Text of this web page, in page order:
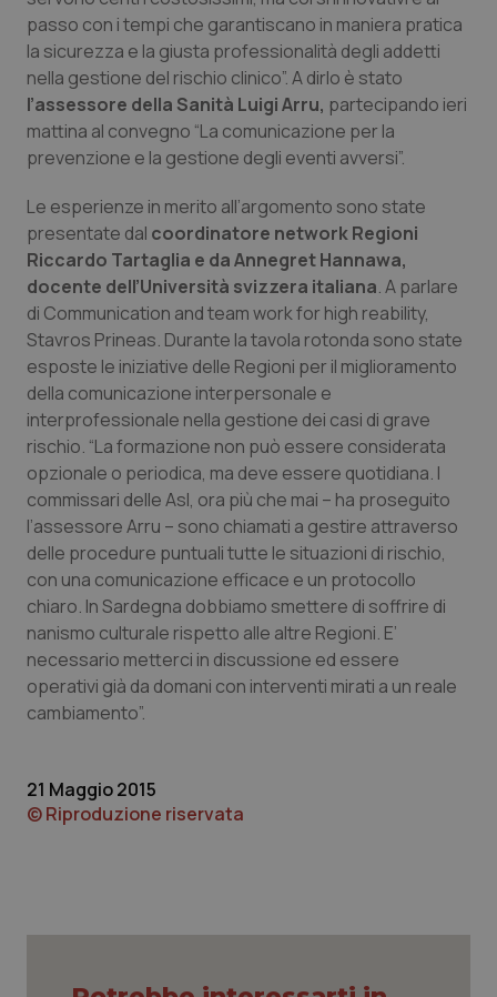
Calabria
Campania
Emilia-Romagna
Lazio
Liguria
Lombardia
Marche
Molise
Piemonte
Provincia Autonoma di Bolzano
Provincia Autonoma di Trento
Puglia
Sicilia
Umbria
Asma & BPCO
Car-T
Colesterolo & coronaropatie
Diabete & glucometri
Disturbi dell’umore
Dolore
Donna & Salute
Epatiti
HIV
Infezioni & Febbre
Ipertensione & Scompenso
Malattie rare
Neuroscienze & patologie neurodegenerative
Oftalmologia
passo con i tempi che garantiscano in maniera pratica
la sicurezza e la giusta professionalità degli addetti
nella gestione del rischio clinico”. A dirlo è stato
l’assessore della Sanità Luigi Arru, partecipando ieri
mattina al convegno “La comunicazione per la
prevenzione e la gestione degli eventi avversi”.
Le esperienze in merito all’argomento sono state
presentate dal coordinatore network Regioni
Riccardo Tartaglia e da Annegret Hannawa,
docente dell’Università svizzera italiana. A parlare
di Communication and team work for high reability,
Stavros Prineas. Durante la tavola rotonda sono state
esposte le iniziative delle Regioni per il miglioramento
della comunicazione interpersonale e
interprofessionale nella gestione dei casi di grave
rischio. “La formazione non può essere considerata
opzionale o periodica, ma deve essere quotidiana. I
commissari delle Asl, ora più che mai – ha proseguito
l’assessore Arru – sono chiamati a gestire attraverso
delle procedure puntuali tutte le situazioni di rischio,
con una comunicazione efficace e un protocollo
chiaro. In Sardegna dobbiamo smettere di soffrire di
nanismo culturale rispetto alle altre Regioni. E’
necessario metterci in discussione ed essere
operativi già da domani con interventi mirati a un reale
cambiamento”.
21 Maggio 2015
© Riproduzione riservata